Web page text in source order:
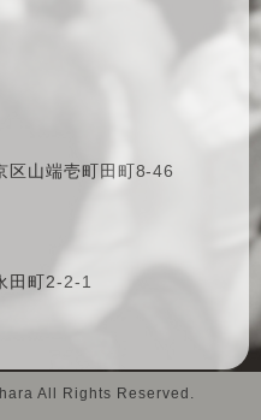
区山端壱町田町8-46
田町2-2-1
All Rights Reserved.